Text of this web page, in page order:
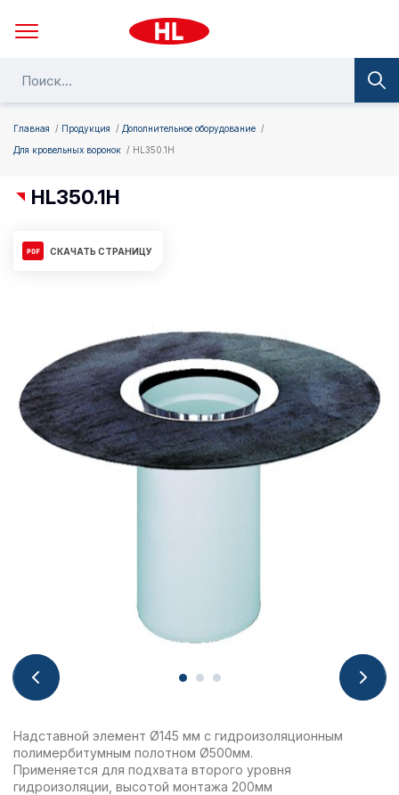
Главная Продукция
Дополнительное оборудование
Для кровельных воронок
HL350.1H
HL350.1H
СКАЧАТЬ СТРАНИЦУ
Надставной элемент Ø145 мм с гидроизоляционным
полимербитумным полотном Ø500мм.
Применяется для подхвата второго уровня
гидроизоляции, высотой монтажа 200мм